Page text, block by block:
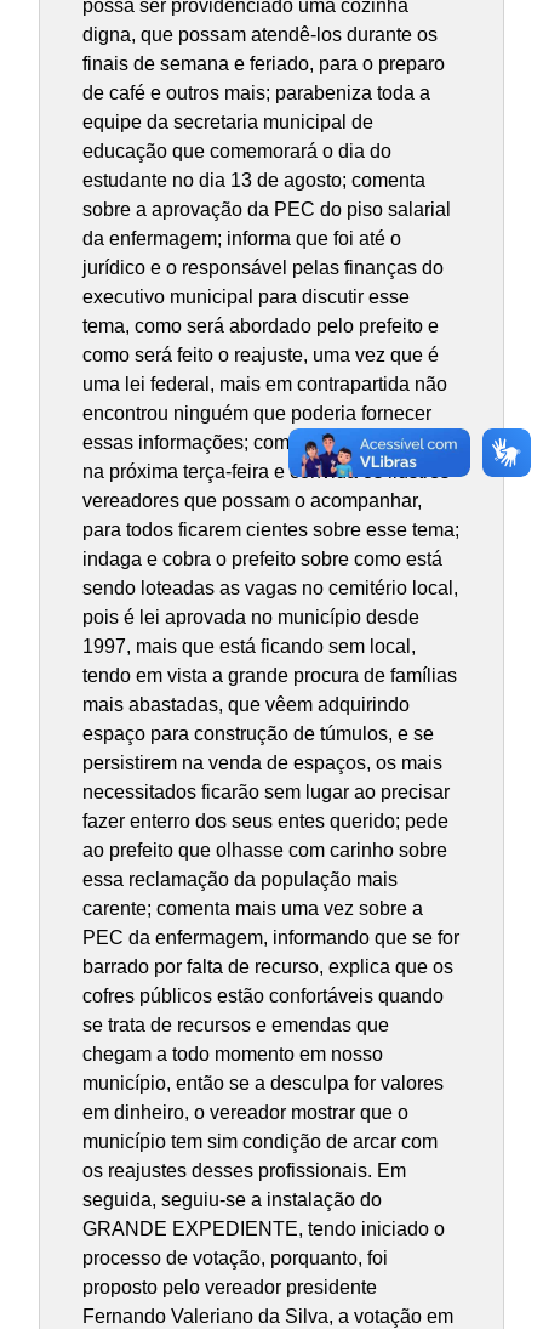
possa ser providenciado uma cozinha
digna, que possam atendê-los durante os
finais de semana e feriado, para o preparo
de café e outros mais; parabeniza toda a
equipe da secretaria municipal de
educação que comemorará o dia do
estudante no dia 13 de agosto; comenta
sobre a aprovação da PEC do piso salarial
da enfermagem; informa que foi até o
jurídico e o responsável pelas finanças do
executivo municipal para discutir esse
tema, como será abordado pelo prefeito e
como será feito o reajuste, uma vez que é
uma lei federal, mais em contrapartida não
encontrou ninguém que poderia fornecer
essas informações; comunica que voltara
na próxima terça-feira e convida os ilustres
vereadores que possam o acompanhar,
para todos ficarem cientes sobre esse tema;
indaga e cobra o prefeito sobre como está
sendo loteadas as vagas no cemitério local,
pois é lei aprovada no município desde
1997, mais que está ficando sem local,
tendo em vista a grande procura de famílias
mais abastadas, que vêem adquirindo
espaço para construção de túmulos, e se
persistirem na venda de espaços, os mais
necessitados ficarão sem lugar ao precisar
fazer enterro dos seus entes querido; pede
ao prefeito que olhasse com carinho sobre
essa reclamação da população mais
carente; comenta mais uma vez sobre a
PEC da enfermagem, informando que se for
barrado por falta de recurso, explica que os
cofres públicos estão confortáveis quando
se trata de recursos e emendas que
chegam a todo momento em nosso
município, então se a desculpa for valores
em dinheiro, o vereador mostrar que o
município tem sim condição de arcar com
os reajustes desses profissionais. Em
seguida, seguiu-se a instalação do
GRANDE EXPEDIENTE, tendo iniciado o
processo de votação, porquanto, foi
proposto pelo vereador presidente
Fernando Valeriano da Silva, a votação em